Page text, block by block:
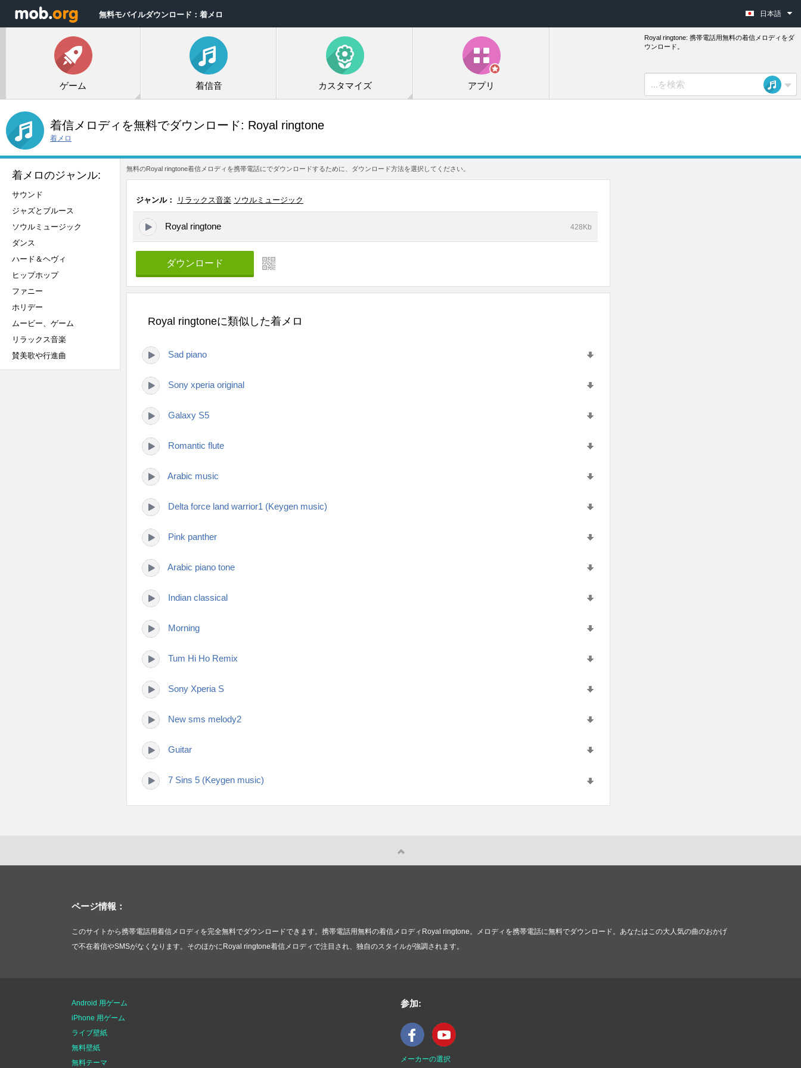
無料モバイルダウンロード：着メロ 日本語
ゲーム 着信音 カスタマイズ アプリ
Royal ringtone: 携帯電話用無料の着信メロディをダ
ウンロード。
着信メロディを無料でダウンロード: Royal ringtone
着メロ
着メロのジャンル:
サウンド
ジャズとブルース
ソウルミュージック
ダンス
ハード＆ヘヴィ
ヒップホップ
ファニー
ホリデー
ムービー、ゲーム
リラックス音楽
賛美歌や行進曲
無料のRoyal ringtone着信メロディを携帯電話にでダウンロードするために、ダウンロード方法を選択してください。
ジャンル： リラックス音楽 ソウルミュージック
Royal ringtone 428Kb
ダウンロード
Royal ringtoneに類似した着メロ
Sad piano
Sony xperia original
Galaxy S5
Romantic flute
Arabic music
Delta force land warrior1 (Keygen music)
Pink panther
Arabic piano tone
Indian classical
Morning
Tum Hi Ho Remix
Sony Xperia S
New sms melody2
Guitar
7 Sins 5 (Keygen music)
ページ情報：
このサイトから携帯電話用着信メロディを完全無料でダウンロードできます。携帯電話用無料の着信メロディRoyal ringtone。メロディを携帯電話に無料でダウンロード。あなたはこの大人気の曲のおかげ
で不在着信やSMSがなくなります。そのほかにRoyal ringtone着信メロディで注目され、独自のスタイルが強調されます。
Android 用ゲーム
iPhone 用ゲーム
ライブ壁紙
無料壁紙
無料テーマ
参加:
メーカーの選択